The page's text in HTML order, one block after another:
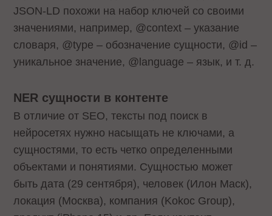
JSON-LD похожи на набор ключей со своими
значениями, например, @context – указание
словаря, @type – обозначение сущности, @id –
уникальное значение, @language – язык, и т. д.
NER сущности в контенте
В отличие от SEO, тексты под поиск в
нейросетях нужно насыщать не ключами, а
сущностями, то есть четко определенными
объектами и понятиями. Сущностью может
быть дата (29 сентября), человек (Илон Маск),
локация (Москва), компания (Kokoc Group),